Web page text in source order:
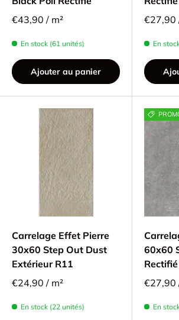
€43,90 / m²
En stock (61 unités)
Ajouter au panier
€27,90
En
Carrelage Effet Pierre
30x60 Step Out Dust
Extérieur R11
€24,90 / m²
En stock (22 unités)
60x60
Rectifié
€27,90
En